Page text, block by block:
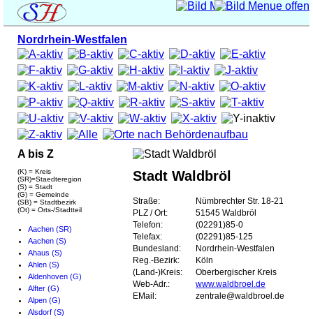
Nordrhein-Westfalen
A bis Z
(K) = Kreis
(SR)=Staedteregion
(S) = Stadt
(G) = Gemeinde
(SB) = Stadtbezirk
(Ot) = Orts-/Stadtteil
Aachen (SR)
Aachen (S)
Ahaus (S)
Ahlen (S)
Aldenhoven (G)
Alfter (G)
Alpen (G)
Alsdorf (S)
Stadt Waldbröl
Straße:
Nümbrechter Str. 18-21
PLZ / Ort:
51545 Waldbröl
Telefon:
(02291)85-0
Telefax:
(02291)85-125
Bundesland:
Nordrhein-Westfalen
Reg.-Bezirk:
Köln
(Land-)Kreis:
Oberbergischer Kreis
Web-Adr.:
www.waldbroel.de
EMail:
zentrale@waldbroel.de